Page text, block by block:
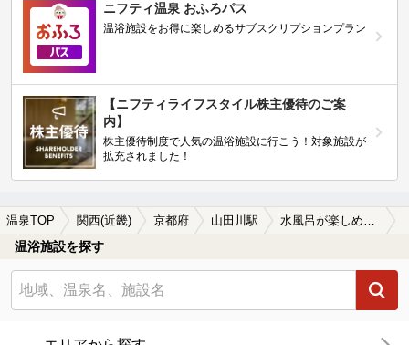
ニフティ温泉 おふろパス
温浴施設をお得に楽しめるサブスクリプションプラン
【ニフティライフスタイル株主優待のご案
内】
株主優待制度で人気の温浴施設に行こう！対象施設が
拡充されました！
温泉TOP 関西(近畿) 京都府 山田川駅 水風呂が楽しめる山田川駅近くの温泉、日帰り温泉、スーパー銭湯おすすめ
温浴施設を探す